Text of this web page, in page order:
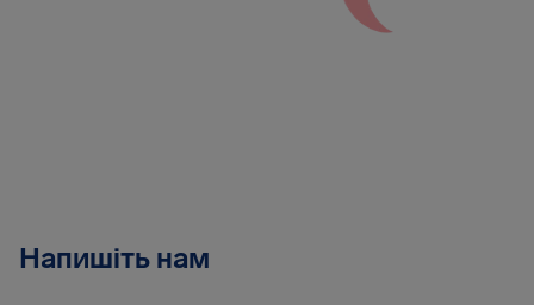
Напишіть нам